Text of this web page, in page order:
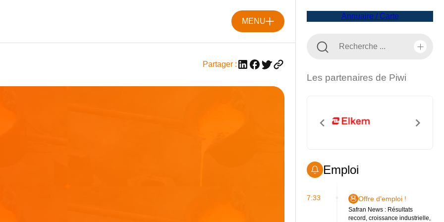
MENU
Partager :
Annuaire / Carte
Les partenaires de Piwi
Emploi
7:33 Offre d'emploi !
Safran News : Résultats
record, croissance industrielle,